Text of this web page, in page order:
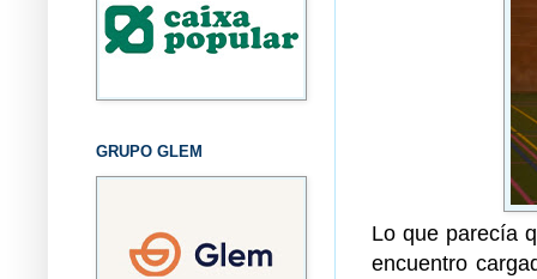
Lo que parecía
encuentro
GRUPO GLEM